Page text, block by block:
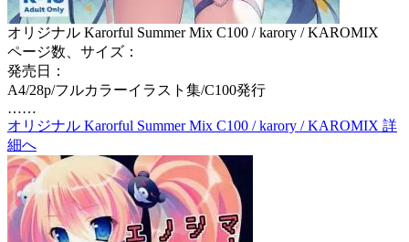
オリジナル Karorful Summer Mix C100 / karory / KAROMIX
ページ数、サイズ：
発売日：
A4/28p/フルカラーイラスト集/C100発行
……
オリジナル Karorful Summer Mix C100 / karory / KAROMIX 詳
細へ